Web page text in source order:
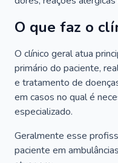
O que faz o
O clínico geral atua
primário do paciente,
e tratamento de
em casos no qual é
especializado.
Geralmente esse
paciente em